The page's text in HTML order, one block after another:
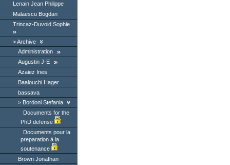
Lenain Jean Philippe
Malaescu Bogdan
Trincaz-Duvoid Sophie
Archive
Administration
Augustin J-E
Azaiez Ines
Baalouchi Hager
bassava
Bordoni Stefania
Documents for the
PhD defense
Documents pour la
preparation à la
soutenance
Brown Jonathan